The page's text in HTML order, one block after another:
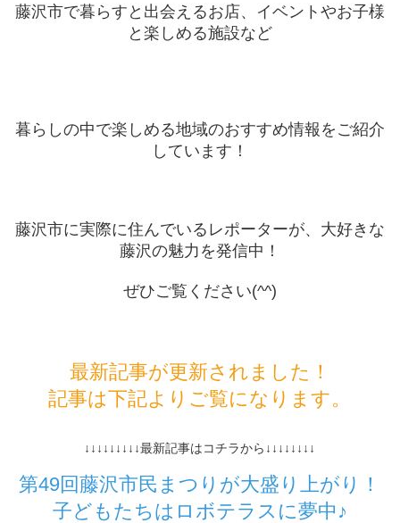
藤沢市で暮らすと出会えるお店、イベントやお子様
と楽しめる施設など
暮らしの中で楽しめる地域のおすすめ情報をご紹介
しています！
藤沢市に実際に住んでいるレポーターが、大好きな
藤沢の魅力を発信中！
ぜひご覧ください(^^)
最新記事が更新されました！
記事は下記よりご覧になります。
↓↓↓↓↓↓↓↓↓最新記事はコチラから↓↓↓↓↓↓↓↓
第49回藤沢市民まつりが大盛り上がり！
子どもたちはロボテラスに夢中♪